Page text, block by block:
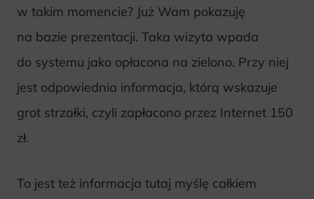
w takim momencie? Już Wam pokazuję
na bazie prezentacji. Taka wizyta wpada
do systemu jako opłacona na zielono. Przy niej
jest odpowiednia informacja, którą wskazuje
grot strzałki, czyli zapłacono przez Internet 150
zł.
To jest też informacja tutaj myślę całkiem